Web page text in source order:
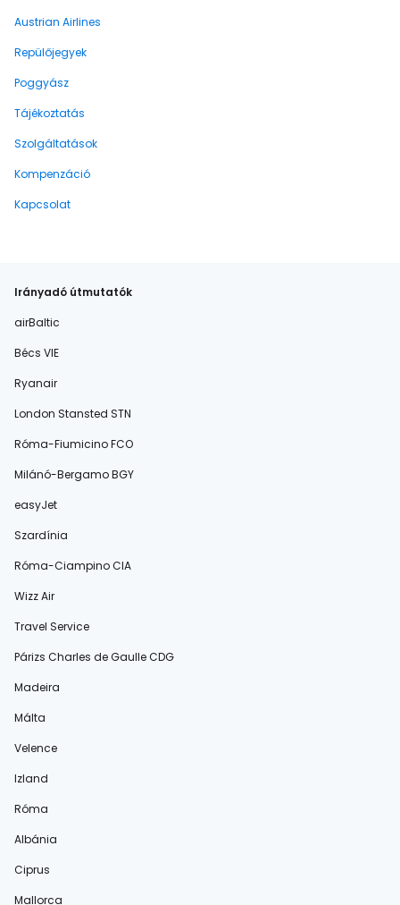
Austrian Airlines
Repülőjegyek
Poggyász
Tájékoztatás
Szolgáltatások
Kompenzáció
Kapcsolat
Irányadó útmutatók
airBaltic
Bécs VIE
Ryanair
London Stansted STN
Róma-Fiumicino FCO
Milánó-Bergamo BGY
easyJet
Szardínia
Róma-Ciampino CIA
Wizz Air
Travel Service
Párizs Charles de Gaulle CDG
Madeira
Málta
Velence
Izland
Róma
Albánia
Ciprus
Mallorca